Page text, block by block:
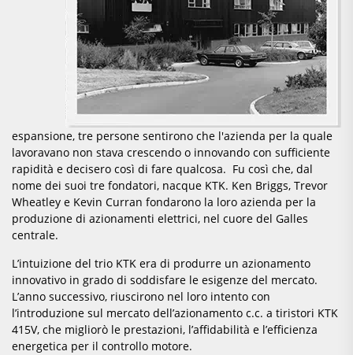
espansione, tre persone sentirono che l'azienda per la quale
lavoravano non stava crescendo o innovando con sufficiente
rapidità e decisero così di fare qualcosa. Fu così che, dal
nome dei suoi tre fondatori, nacque KTK. Ken Briggs, Trevor
Wheatley e Kevin Curran fondarono la loro azienda per la
produzione di azionamenti elettrici, nel cuore del Galles
centrale.
L’intuizione del trio KTK era di produrre un azionamento
innovativo in grado di soddisfare le esigenze del mercato.
L’anno successivo, riuscirono nel loro intento con
l’introduzione sul mercato dell’azionamento c.c. a tiristori KTK
415V, che migliorò le prestazioni, l’affidabilità e l’efficienza
energetica per il controllo motore.